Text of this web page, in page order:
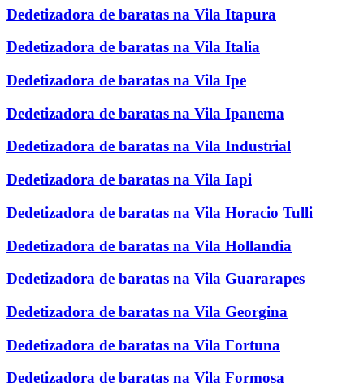
Dedetizadora de baratas na Vila Itapura
Dedetizadora de baratas na Vila Italia
Dedetizadora de baratas na Vila Ipe
Dedetizadora de baratas na Vila Ipanema
Dedetizadora de baratas na Vila Industrial
Dedetizadora de baratas na Vila Iapi
Dedetizadora de baratas na Vila Horacio Tulli
Dedetizadora de baratas na Vila Hollandia
Dedetizadora de baratas na Vila Guararapes
Dedetizadora de baratas na Vila Georgina
Dedetizadora de baratas na Vila Fortuna
Dedetizadora de baratas na Vila Formosa